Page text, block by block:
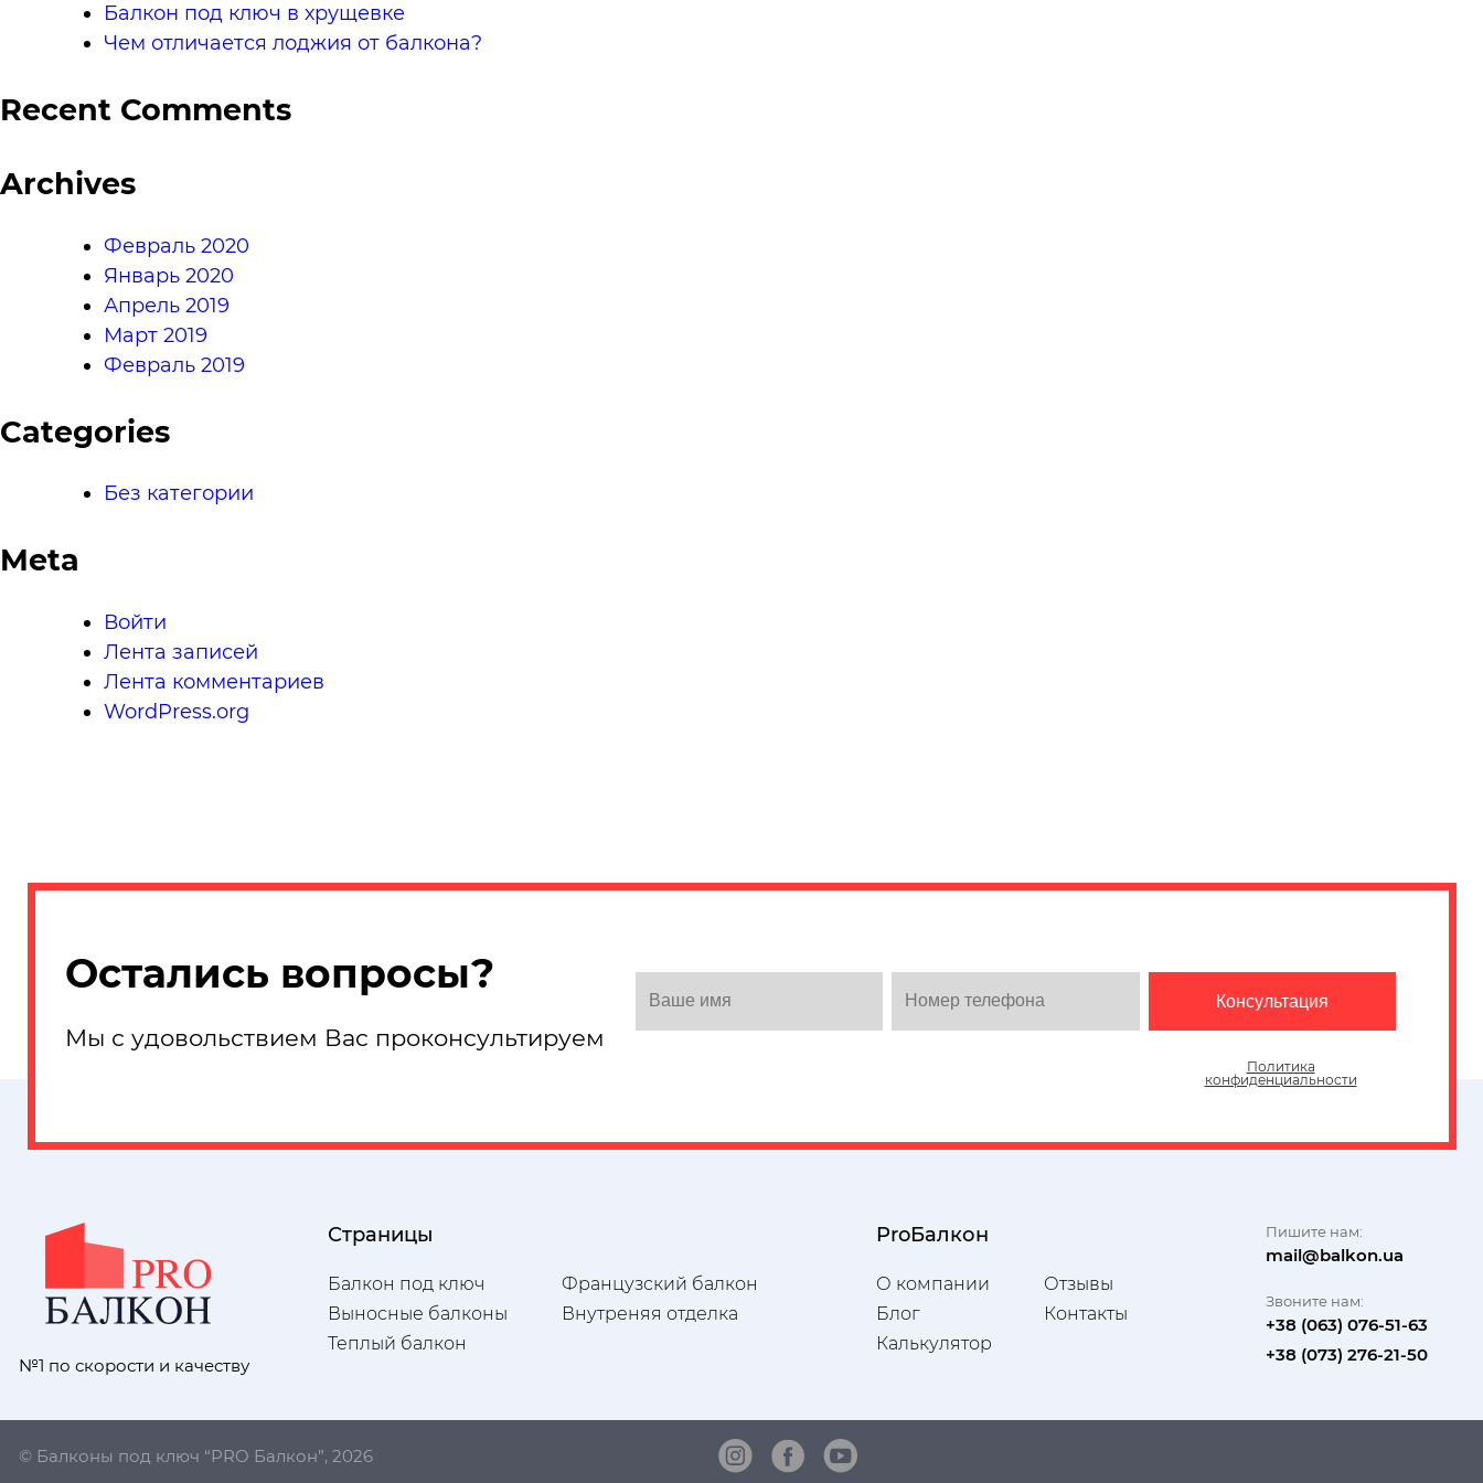
Балкон под ключ в хрущевке
Чем отличается лоджия от балкона?
Recent Comments
Archives
Февраль 2020
Январь 2020
Апрель 2019
Март 2019
Февраль 2019
Categories
Без категории
Meta
Войти
Лента записей
Лента комментариев
WordPress.org
Остались вопросы?
Мы с удовольствием Вас проконсультируем
Политика
конфиденциальности
№1 по скорости и качеству
Страницы
Балкон под ключ
Французский балкон
Выносные балконы
Внутреняя отделка
Теплый балкон
ProБалкон
О компании
Отзывы
Блог
Контакты
Калькулятор
Пишите нам:
mail@balkon.ua
Звоните нам:
+38 (063) 076-51-63
+38 (073) 276-21-50
© Балконы под ключ “PRO Балкон”, 2026